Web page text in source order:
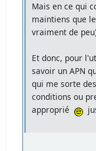
Mais en ce qui
maintiens que
vraiment de
Et donc, pour
savoir un APN
qui me sorte
conditions ou
approprié